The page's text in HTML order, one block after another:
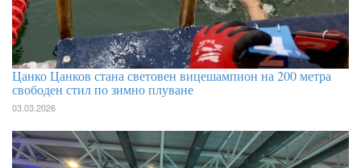
Цанко Цанков стана световен вицешампион на 200 метра
свободен стил по зимно плуване
03.03.2026